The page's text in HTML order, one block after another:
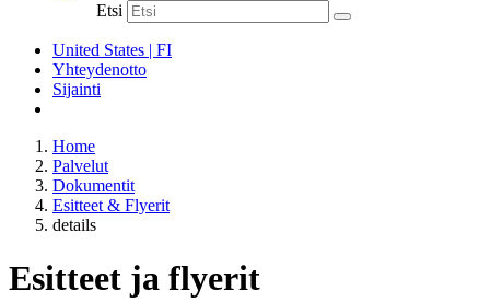
Etsi
United States | FI
Yhteydenotto
Sijainti
Home
Palvelut
Dokumentit
Esitteet & Flyerit
details
Esitteet ja flyerit